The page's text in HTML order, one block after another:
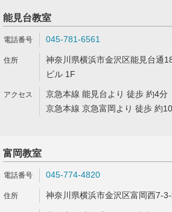
能見台教室
045-781-6561
神奈川県横浜市金沢区能見台通
ビル 1F
京急本線 能見台より 徒歩 約4分
京急本線 京急富岡より 徒歩 約
富岡教室
045-774-4820
神奈川県横浜市金沢区富岡西7-